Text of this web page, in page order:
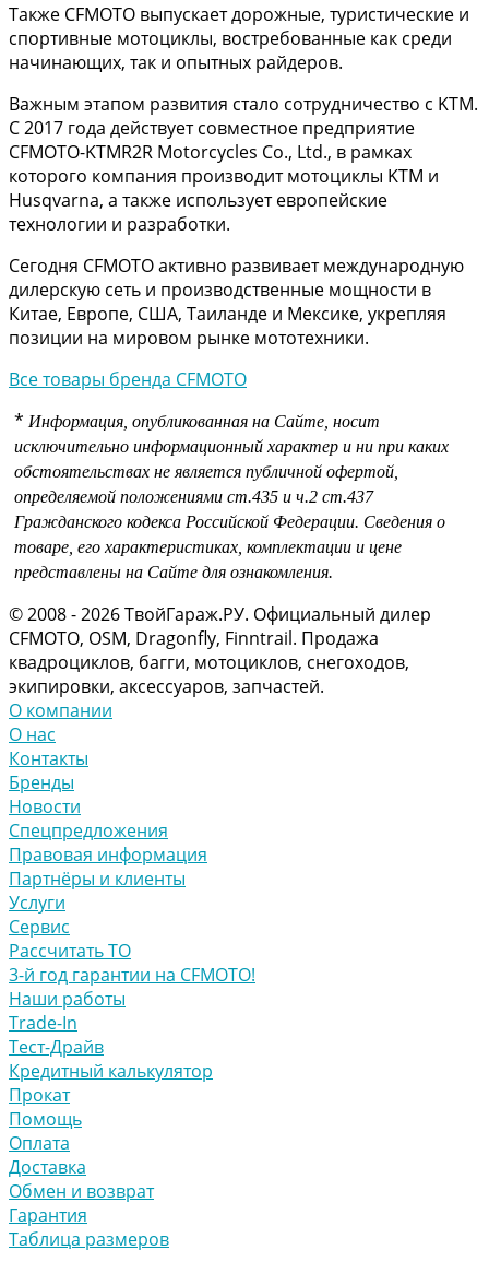
Также CFMOTO выпускает дорожные, туристические и
спортивные мотоциклы, востребованные как среди
начинающих, так и опытных райдеров.
Важным этапом развития стало сотрудничество с KTM.
С 2017 года действует совместное предприятие
CFMOTO-KTMR2R Motorcycles Co., Ltd., в рамках
которого компания производит мотоциклы KTM и
Husqvarna, а также использует европейские
технологии и разработки.
Сегодня CFMOTO активно развивает международную
дилерскую сеть и производственные мощности в
Китае, Европе, США, Таиланде и Мексике, укрепляя
позиции на мировом рынке мототехники.
Все товары бренда CFMOTO
* Информация, опубликованная на Сайте, носит
исключительно информационный характер и ни при каких
обстоятельствах не является публичной офертой,
определяемой положениями ст.435 и ч.2 ст.437
Гражданского кодекса Российской Федерации. Сведения о
товаре, его характеристиках, комплектации и цене
представлены на Сайте для ознакомления.
© 2008 - 2026 ТвойГараж.РУ. Официальный дилер
CFMOTO, OSM, Dragonfly, Finntrail. Продажа
квадроциклов, багги, мотоциклов, снегоходов,
экипировки, аксессуаров, запчастей.
О компании
О нас
Контакты
Бренды
Новости
Спецпредложения
Правовая информация
Партнёры и клиенты
Услуги
Сервис
Рассчитать ТО
3-й год гарантии на CFMOTO!
Наши работы
Trade-In
Тест-Драйв
Кредитный калькулятор
Прокат
Помощь
Оплата
Доставка
Обмен и возврат
Гарантия
Таблица размеров